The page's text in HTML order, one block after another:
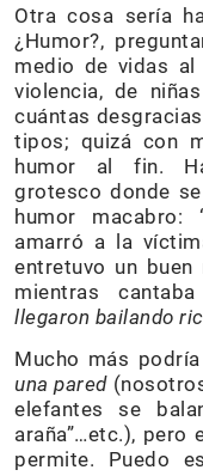
Otra cosa sería
¿Humor?,
medio de vidas
violencia, de
cuántas
tipos; quizá con
humor al fin.
grotesco donde
humor
amarró a la
entretuvo un
mientras cantaba
llegaron bailando
Mucho más
una pared
elefantes se
araña”…etc.), pero
permite. Puedo